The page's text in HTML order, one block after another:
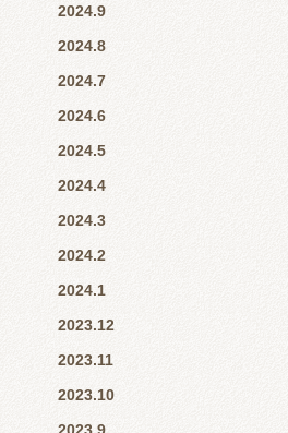
2024.9
2024.8
2024.7
2024.6
2024.5
2024.4
2024.3
2024.2
2024.1
2023.12
2023.11
2023.10
2023.9